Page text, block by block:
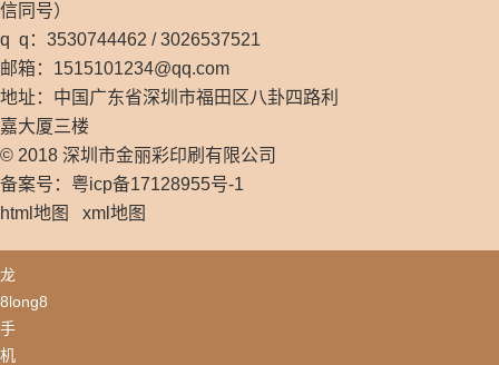
信同号）
q q：3530744462 / 3026537521
邮箱： 1515101234@qq.com
地址：中国广东省深圳市福田区八卦四路利
嘉大厦三楼
© 2018 深圳市金丽彩印刷有限公司
备案号：粤icp备17128955号-1
html地图
xml地图
龙
8long8
手
机